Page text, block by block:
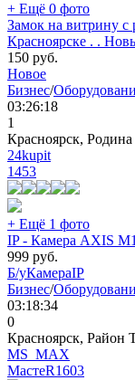
+ Ещё 0 фото
Замок на витрину
Красноярске . .
150 руб.
Новое
Бизнес/
03:26:18
1
Красноярск, Родина
24kupit
1453
+ Ещё 1 фото
IP - Камера AXIS
999 руб.
Б/уКамераIP
Бизнес/
03:18:34
0
Красноярск, Район
MS_MAX
МастеR1603